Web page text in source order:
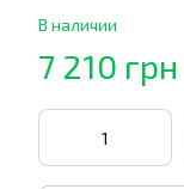
В наличии
7 210 грн